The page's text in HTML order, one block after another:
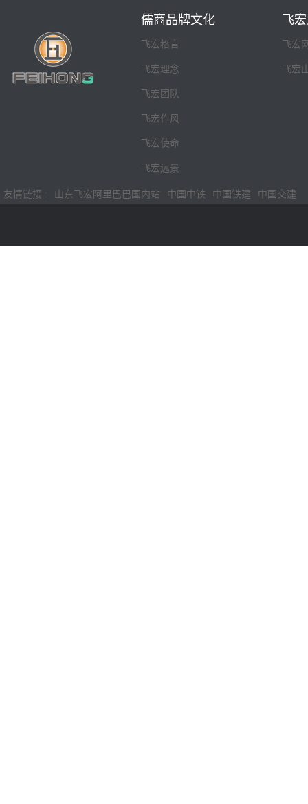
儒商品牌文化
飞宏格言
飞宏理念
飞宏团队
飞宏作风
飞宏使命
飞宏远景
飞
飞宏
飞宏
友情链接 : 山东飞宏阿里巴巴国内站 中国中铁 中国铁建 中国交建